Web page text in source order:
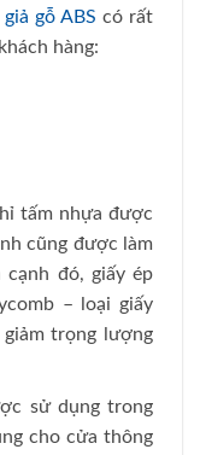
gỗ ABS có rất
hàng:
tấm nhựa được
cũng được làm
cạnh đó, giấy ép
– loại giấy
trọng lượng
sử dụng trong
cho cửa thông